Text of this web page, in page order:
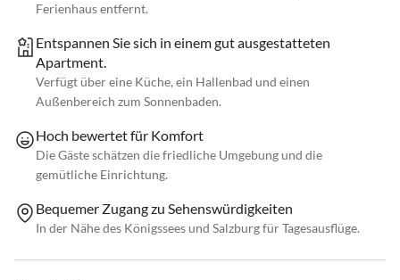
Ferienhaus entfernt.
Entspannen Sie sich in einem gut ausgestatteten
Apartment.
Verfügt über eine Küche, ein Hallenbad und einen
Außenbereich zum Sonnenbaden.
Hoch bewertet für Komfort
Die Gäste schätzen die friedliche Umgebung und die
gemütliche Einrichtung.
Bequemer Zugang zu Sehenswürdigkeiten
In der Nähe des Königssees und Salzburg für Tagesausflüge.